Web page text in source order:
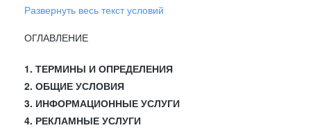
Развернуть весь текст условий
ОГЛАВЛЕНИЕ
1. ТЕРМИНЫ И ОПРЕДЕЛЕНИЯ
2. ОБЩИЕ УСЛОВИЯ
3. ИНФОРМАЦИОННЫЕ УСЛУГИ
4. РЕКЛАМНЫЕ УСЛУГИ